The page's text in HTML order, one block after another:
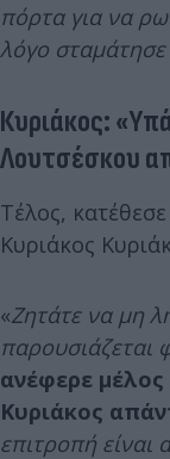
πόρτα για να
λόγο
Κυριάκος:
Λουτσέσκου
Τέλος,
Κυριάκος
«Ζητάτε να μη
παρουσιάζεται
ανέφερε
Κυριάκος
επιτροπή είναι